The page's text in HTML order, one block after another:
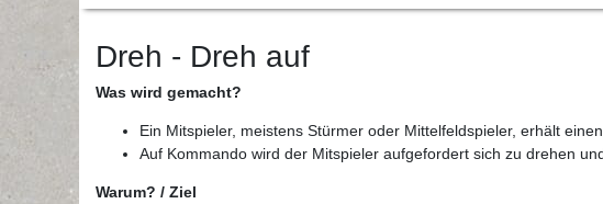
Dreh - Dreh auf
Was wird gemacht?
Ein Mitspieler, meistens Stürmer oder Mittelfeldspieler, erhält
Auf Kommando wird der Mitspieler aufgefordert sich zu drehen
Warum? / Ziel